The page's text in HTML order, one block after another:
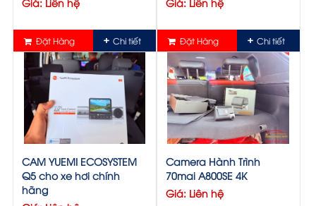
Giá: Liên hệ
Đặt Hàng Chi tiết
Giá: Liên hệ
Đặt Hàng Chi tiết
CAM YUEMI ECOSYSTEM
Q5 cho xe hơi chính
hãng
Camera Hành Trình
70mai A800SE 4K
Giá: Liên hệ